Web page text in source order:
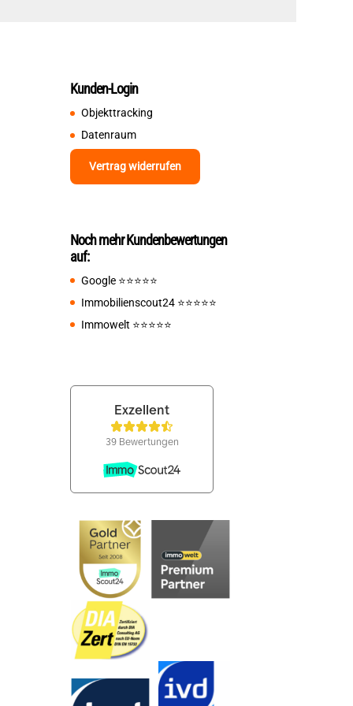
Kunden-Login
Objekttracking
Datenraum
Vertrag widerrufen
Noch mehr Kundenbewertungen
auf:
Google ⭐️⭐️⭐️⭐️⭐️
Immobilienscout24 ⭐️⭐️⭐️⭐️⭐️
Immowelt ⭐️⭐️⭐️⭐️⭐️